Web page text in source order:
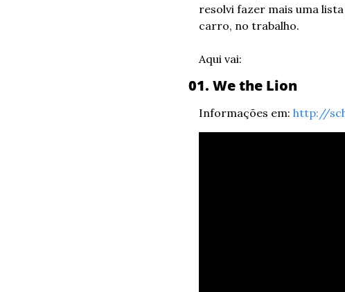
resolvi fazer mais uma
carro, no trabalho.
Aqui vai:
01. We the Lion
Informações em: http://